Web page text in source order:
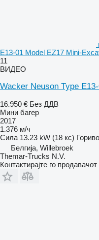
E13-01 Model EZ17 Mini-
11
ВИДЕО
Wacker Neuson Type
16.950 € Без ДДВ
Мини багер
2017
1.376 м/ч
Сила 13.23 kW (18 кс) Гориво
Белгија, Willebroek
Themar-Trucks N.V.
Контактирајте го продавачот